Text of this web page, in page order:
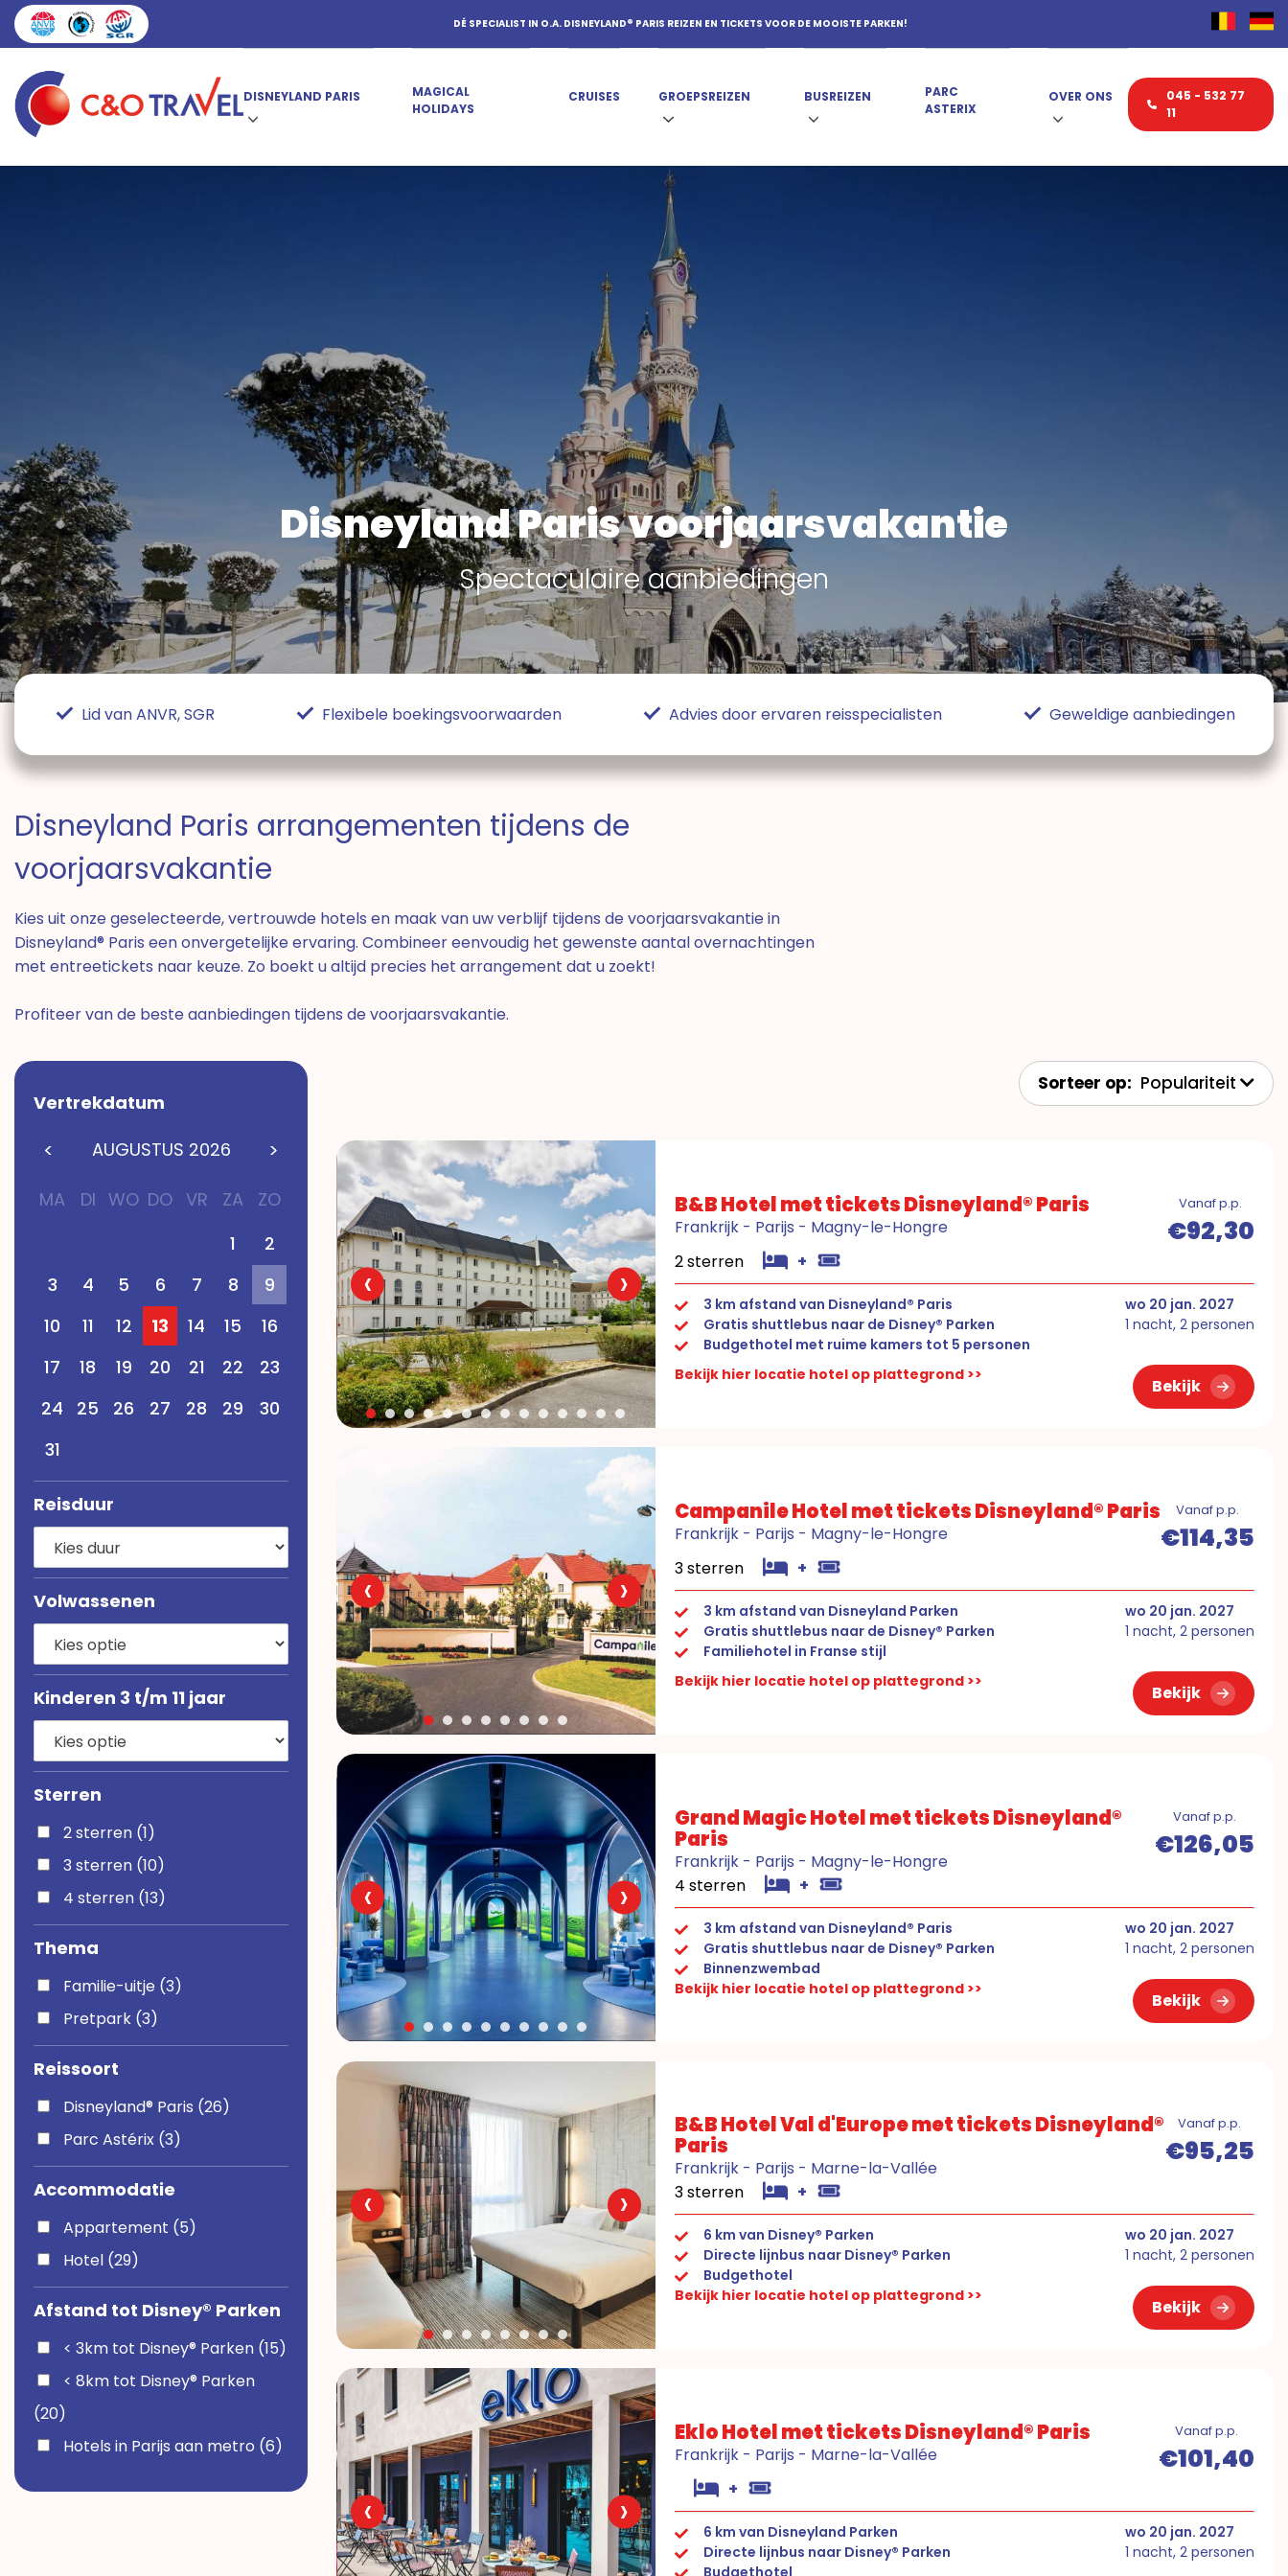
DÉ SPECIALIST IN O.A. DISNEYLAND® PARIS REIZEN EN TICKETS VOOR DE MOOISTE PARKEN!
DISNEYLAND PARIS
MAGICAL
HOLIDAYS
CRUISES GROEPSREIZEN BUSREIZEN
PARC
ASTERIX
OVER ONS
045 - 532 77
11
Disneyland Paris voorjaarsvakantie
Spectaculaire aanbiedingen
Lid van ANVR, SGR Flexibele boekingsvoorwaarden Advies door ervaren reisspecialisten Geweldige aanbiedingen
Disneyland Paris arrangementen tijdens de
voorjaarsvakantie
Kies uit onze geselecteerde, vertrouwde hotels en maak van uw verblijf tijdens de voorjaarsvakantie in
Disneyland® Paris een onvergetelijke ervaring. Combineer eenvoudig het gewenste aantal overnachtingen
met entreetickets naar keuze. Zo boekt u altijd precies het arrangement dat u zoekt!
Profiteer van de beste aanbiedingen tijdens de voorjaarsvakantie.
Vertrekdatum
AUGUSTUS 2026
MA DI WO DO VR ZA
ZO
1
2
3
4 5 6 7 8
9
10
11 12 13 14 15
16
17
18 19 20 21 22
23
24
25 26 27 28 29
30
31
Reisduur
Volwassenen
Kinderen 3 t/m 11 jaar
Sterren
2 sterren (1)
3 sterren (10)
4 sterren (13)
Thema
Familie-uitje (3)
Pretpark (3)
Reissoort
Disneyland® Paris (26)
Parc Astérix (3)
Accommodatie
Appartement (5)
Hotel (29)
Afstand tot Disney® Parken
< 3km tot Disney® Parken (15)
< 8km tot Disney® Parken
(20)
Hotels in Parijs aan metro (6)
Sorteer op: Populariteit
‹ ›
B&B Hotel met tickets Disneyland® Paris
Frankrijk - Parijs - Magny-le-Hongre
Vanaf p.p.
€92,30
2 sterren +
3 km afstand van Disneyland® Paris
Gratis shuttlebus naar de Disney® Parken
Budgethotel met ruime kamers tot 5 personen
wo 20 jan. 2027
1 nacht, 2 personen
Bekijk hier locatie hotel op plattegrond >>
Bekijk
‹ ›
Campanile Hotel met tickets Disneyland® Paris
Frankrijk - Parijs - Magny-le-Hongre
Vanaf p.p.
€114,35
3 sterren +
3 km afstand van Disneyland Parken
Gratis shuttlebus naar de Disney® Parken
Familiehotel in Franse stijl
wo 20 jan. 2027
1 nacht, 2 personen
Bekijk hier locatie hotel op plattegrond >>
Bekijk
‹ ›
Grand Magic Hotel met tickets Disneyland®
Paris
Frankrijk - Parijs - Magny-le-Hongre
Vanaf p.p.
€126,05
4 sterren +
3 km afstand van Disneyland® Paris
Gratis shuttlebus naar de Disney® Parken
Binnenzwembad
wo 20 jan. 2027
1 nacht, 2 personen
Bekijk hier locatie hotel op plattegrond >>
Bekijk
‹ ›
B&B Hotel Val d'Europe met tickets Disneyland®
Paris
Frankrijk - Parijs - Marne-la-Vallée
Vanaf p.p.
€95,25
3 sterren +
6 km van Disney® Parken
Directe lijnbus naar Disney® Parken
Budgethotel
wo 20 jan. 2027
1 nacht, 2 personen
Bekijk hier locatie hotel op plattegrond >>
Bekijk
‹ ›
Eklo Hotel met tickets Disneyland® Paris
Frankrijk - Parijs - Marne-la-Vallée
Vanaf p.p.
€101,40
+
6 km van Disneyland Parken
Directe lijnbus naar Disney® Parken
wo 20 jan. 2027
1 nacht, 2 personen